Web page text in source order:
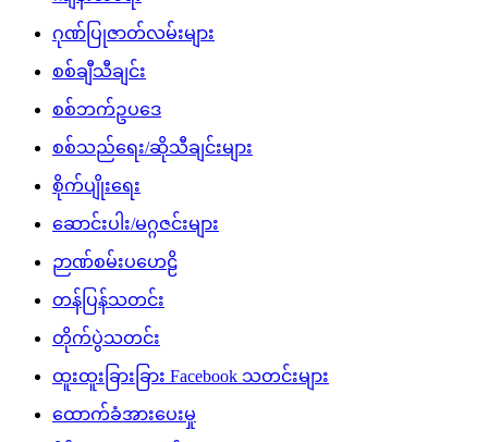
ဂုဏ်ပြုဇာတ်လမ်းများ
စစ်ချီသီချင်း
စစ်ဘက်ဥပဒေ
စစ်သည်ရေး/ဆိုသီချင်းများ
စိုက်ပျိုးရေး
ဆောင်းပါး/မဂ္ဂဇင်းများ
ဉာဏ်စမ်းပဟေဠိ
တန်ပြန်သတင်း
တိုက်ပွဲသတင်း
ထူးထူးခြားခြား Facebook သတင်းများ
ထောက်ခံအားပေးမှု